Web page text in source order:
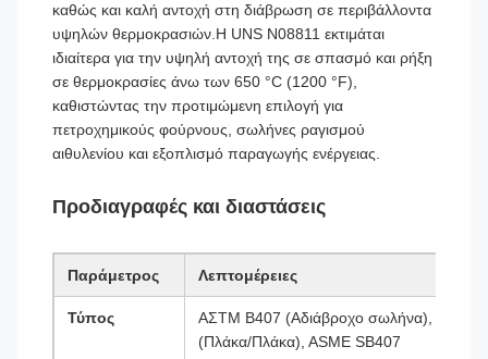
καθώς και καλή αντοχή στη διάβρωση σε περιβάλλοντα
υψηλών θερμοκρασιών.Η UNS N08811 εκτιμάται
ιδιαίτερα για την υψηλή αντοχή της σε σπασμό και ρήξη
σε θερμοκρασίες άνω των 650 °C (1200 °F),
καθιστώντας την προτιμώμενη επιλογή για
πετροχημικούς φούρνους, σωλήνες ραγισμού
αιθυλενίου και εξοπλισμό παραγωγής ενέργειας.
Προδιαγραφές και διαστάσεις
Παράμετρος Λεπτομέρειες
Τύπος
ΑΣTM B407 (Αδιάβροχο σωλήνα), ASTM
(Πλάκα/Πλάκα), ASME SB407